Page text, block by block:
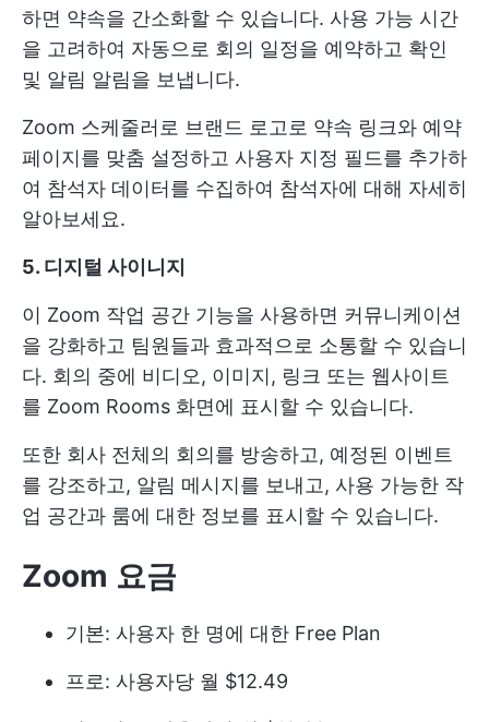
하면 약속을 간소화할 수 있습니다. 사용 가능 시간
을 고려하여 자동으로 회의 일정을 예약하고 확인
및 알림 알림을 보냅니다.
Zoom 스케줄러로 브랜드 로고로 약속 링크와 예약
페이지를 맞춤 설정하고 사용자 지정 필드를 추가하
여 참석자 데이터를 수집하여 참석자에 대해 자세히
알아보세요.
5. 디지털 사이니지
이 Zoom 작업 공간 기능을 사용하면 커뮤니케이션
을 강화하고 팀원들과 효과적으로 소통할 수 있습니
다. 회의 중에 비디오, 이미지, 링크 또는 웹사이트
를 Zoom Rooms 화면에 표시할 수 있습니다.
또한 회사 전체의 회의를 방송하고, 예정된 이벤트
를 강조하고, 알림 메시지를 보내고, 사용 가능한 작
업 공간과 룸에 대한 정보를 표시할 수 있습니다.
Zoom 요금
기본: 사용자 한 명에 대한 Free Plan
프로: 사용자당 월 $12.49